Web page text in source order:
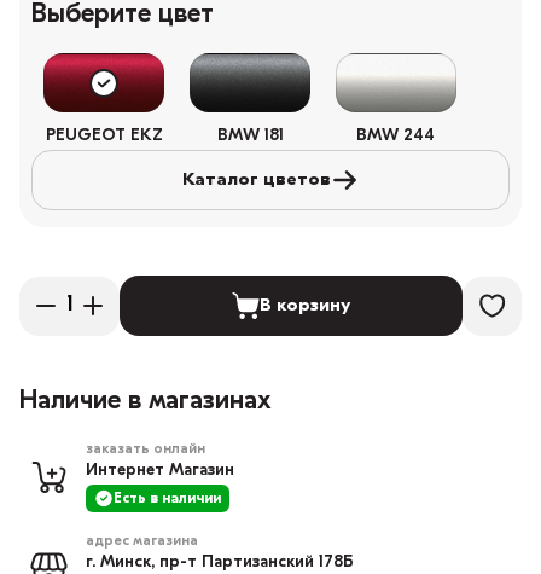
Выберите цвет
PEUGEOT EKZ BMW 181 BMW 244
Каталог цветов
В корзину
Наличие в магазинах
заказать онлайн
Интернет Магазин
Есть в наличии
адрес магазина
г. Минск, пр-т Партизанский 178Б